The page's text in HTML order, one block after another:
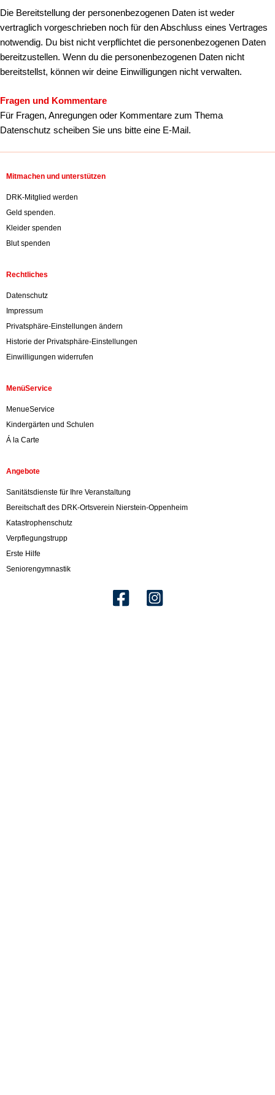
Die Bereitstellung der personenbezogenen Daten ist weder
vertraglich vorgeschrieben noch für den Abschluss eines Vertrages
notwendig. Du bist nicht verpflichtet die personenbezogenen Daten
bereitzustellen. Wenn du die personenbezogenen Daten nicht
bereitstellst, können wir deine Einwilligungen nicht verwalten.
Fragen und Kommentare
Für Fragen, Anregungen oder Kommentare zum Thema
Datenschutz scheiben Sie uns bitte eine E-Mail.
Mitmachen und unterstützen
DRK-Mitglied werden
Geld spenden.
Kleider spenden
Blut spenden
Rechtliches
Datenschutz
Impressum
Privatsphäre-Einstellungen ändern
Historie der Privatsphäre-Einstellungen
Einwilligungen widerrufen
MenüService
MenueService
Kindergärten und Schulen
Á la Carte
Angebote
Sanitätsdienste für Ihre Veranstaltung
Bereitschaft des DRK-Ortsverein Nierstein-Oppenheim
Katastrophenschutz
Verpflegungstrupp
Erste Hilfe
Seniorengymnastik